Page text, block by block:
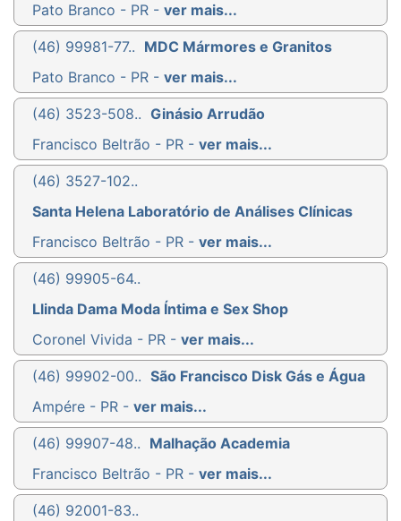
Pato Branco - PR - ver mais...
(46) 99981-77.. MDC Mármores e Granitos
Pato Branco - PR - ver mais...
(46) 3523-508.. Ginásio Arrudão
Francisco Beltrão - PR - ver mais...
(46) 3527-102..
Santa Helena Laboratório de Análises Clínicas
Francisco Beltrão - PR - ver mais...
(46) 99905-64..
Llinda Dama Moda Íntima e Sex Shop
Coronel Vivida - PR - ver mais...
(46) 99902-00.. São Francisco Disk Gás e Água
Ampére - PR - ver mais...
(46) 99907-48.. Malhação Academia
Francisco Beltrão - PR - ver mais...
(46) 92001-83..